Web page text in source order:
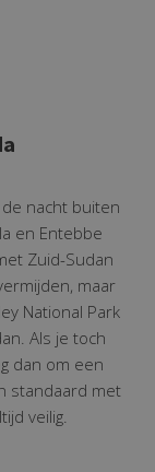
nacht buiten
en Entebbe
Zuid-Sudan
maar
National Park
Als je toch
dan om een
standaard met
veilig.